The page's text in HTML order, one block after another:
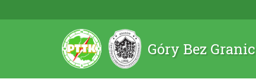
Góry Bez Granic